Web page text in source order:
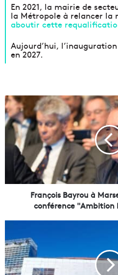
En 2021, la mairie de
la Métropole à relancer la
aboutir cette
Aujourd’hui,
en 2027.
F
r
a
n
B
à
M
a
François Bayrou à
conférence "Ambition
s
A
r